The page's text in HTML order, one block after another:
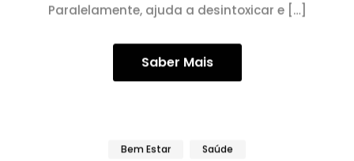
Paralelamente, ajuda a desintoxicar e […]
Saber Mais
Bem Estar Saúde